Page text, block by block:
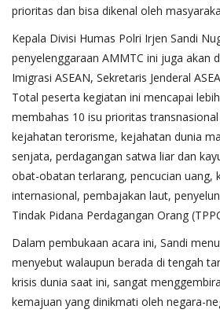
prioritas dan bisa dikenal oleh
Kepala Divisi Humas Polri Irjen Sandi
penyelenggaraan AMMTC ini juga akan
Imigrasi ASEAN, Sekretaris Jenderal
Total peserta kegiatan ini mencapai
membahas 10 isu prioritas
kejahatan terorisme, kejahatan dunia
senjata, perdagangan satwa liar dan
obat-obatan terlarang, pencucian uang,
internasional, pembajakan laut,
Tindak Pidana Perdagangan Orang
Dalam pembukaan acara ini, Sandi
menyebut walaupun berada di tengah
krisis dunia saat ini, sangat
kemajuan yang dinikmati oleh negara-